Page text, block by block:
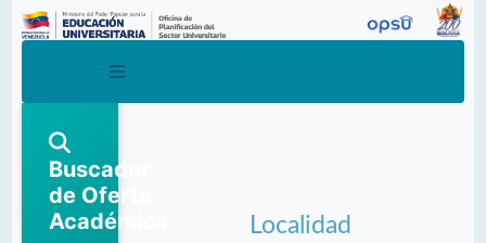
Buscador
de Oferta
Académica
Localidad